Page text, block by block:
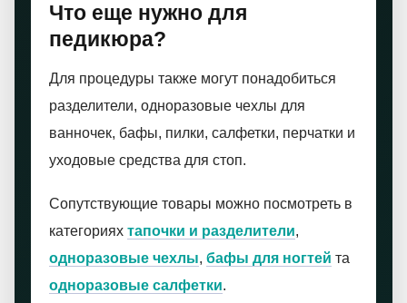
Что еще нужно для
педикюра?
Для процедуры также могут понадобиться
разделители, одноразовые чехлы для
ванночек, бафы, пилки, салфетки, перчатки и
уходовые средства для стоп.
Сопутствующие товары можно посмотреть в
категориях тапочки и разделители,
одноразовые чехлы, бафы для ногтей та
одноразовые салфетки.